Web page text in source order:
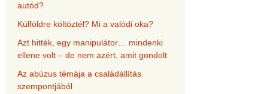
autód?
Külföldre költöztél? Mi a valódi oka?
Azt hitték, egy manipulátor… mindenki
ellene volt – de nem azért, amit gondolt
Az abúzus témája a családállítás
szempontjából